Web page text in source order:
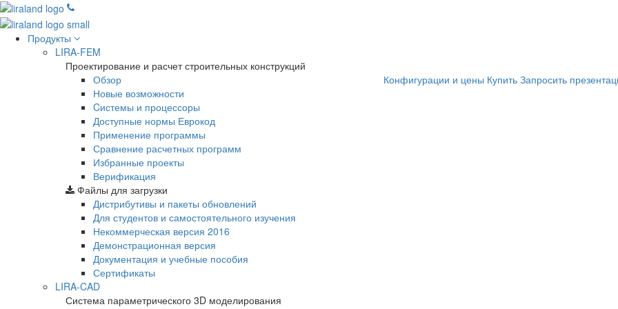
Продукты
LIRA-FEM
Проектирование и расчет строительных конструкций
Обзор
Новые возможности
Cистемы и процессоры
Доступные нормы Еврокод
Применение программы
Сравнение расчетных программ
Избранные проекты
Верификация
Конфигурации и цены Купить Запросить
Файлы для загрузки
Дистрибутивы и пакеты обновлений
Для студентов и самостоятельного изучения
Некоммерческая версия 2016
Демонстрационная версия
Документация и учебные пособия
Сертификаты
LIRA-CAD
Система параметрического 3D моделирования